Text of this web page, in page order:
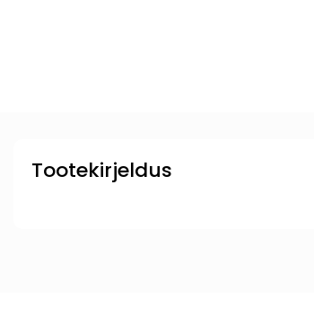
Tootekirjeldus